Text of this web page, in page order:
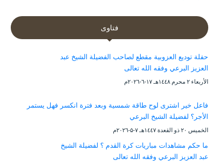
فتاوى
حفلة توديع العزوبية مقطع لصاحب الفضيلة الشيخ عبد
العزيز البرعي وفقه الله تعالى
الأربعاء ۲ محرم ۱٤٤۸هـ ۱۷-٦-۲۰۲٦م
فاعل خير اشترى لوح طاقة شمسية وبعد فترة انكسر فهل يستمر
الأجر؟ لفضيلة الشيخ البرعي
الخميس ۲۰ ذو القعدة ۱٤٤۷هـ ۷-۵-۲۰۲٦م
ما حكم مشاهدات مباريات كرة القدم ؟ لفضيلة الشيخ
عبد العزيز البرعي وفقه الله تعالى